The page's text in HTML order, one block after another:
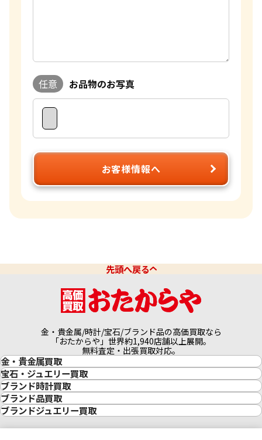
任意 お品物のお写真
お客様情報へ
先頭へ戻る
金・貴金属/時計/宝石/ブランド品の高価買取なら
「おたからや」世界約1,940店舗以上展開。
無料査定・出張買取対応。
金・貴金属買取
金買取
金の相場価格情報
金の参考買取価格一覧
インゴット買取
インゴットの相場価格情報
24金買取
宝石・ジュエリー買取
宝石・ジュエリー買取
ダイヤモンド買取
ダイヤモンド・宝石の参考価格一覧
リング・結婚指輪買取
エメラルド買取
ブランド時計買取
時計買取
ロレックス買取
ロレックス デイトナ買取
ロレックス サブマリーナー買取
ブランド品買取
ブランド買取
ルイ・ヴィトン買取
ルイ・ヴィトン買取の参考価格一覧
ブランドジュエリー買取